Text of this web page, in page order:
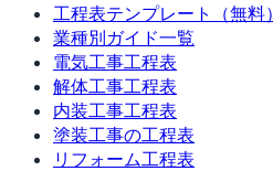
工程表テンプレート（無料）
業種別ガイド一覧
電気工事工程表
解体工事工程表
内装工事工程表
塗装工事の工程表
リフォーム工程表